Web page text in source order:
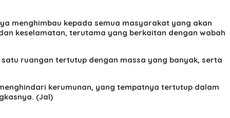
menghimbau kepada semua masyarakat yang akan
keselamatan, terutama yang berkaitan dengan wabah
ruangan tertutup dengan massa yang banyak, serta
kerumunan, yang tempatnya tertutup dalam
(Jal)